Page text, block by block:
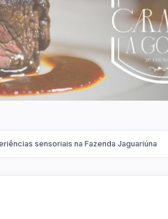
sensoriais na Fazenda Jaguariúna